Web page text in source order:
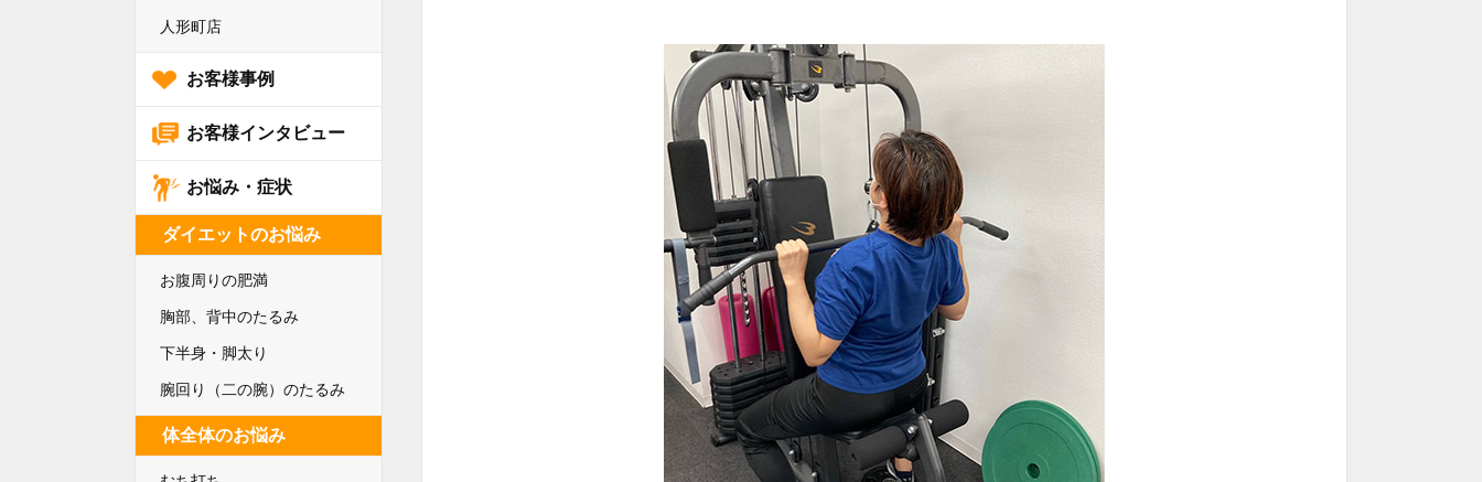
人形町店
お客様事例
お客様インタビュー
お悩み・症状
ダイエットのお悩み
お腹周りの肥満
胸部、背中のたるみ
下半身・脚太り
腕回り（二の腕）のたるみ
体全体のお悩み